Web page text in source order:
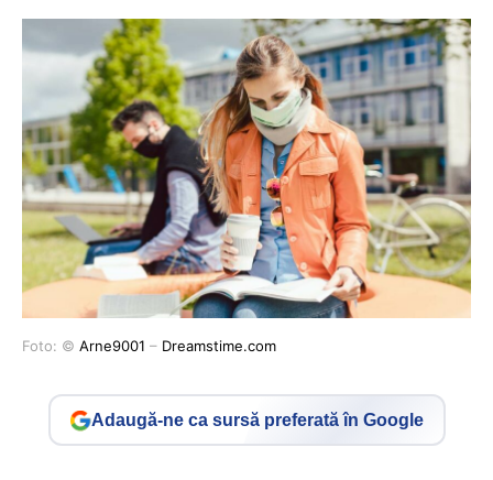
Foto: © Arne9001 – Dreamstime.com
Adaugă-ne ca sursă preferată în Google